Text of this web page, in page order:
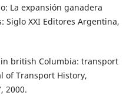
La expansión ganadera
Siglo XXI Editores Argentina,
in british Columbia: transport
of Transport History,
2000.